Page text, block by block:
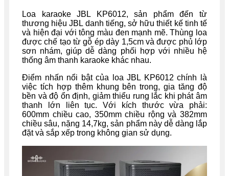
Loa karaoke JBL KP6012, sản phẩm đến từ
thương hiệu JBL danh tiếng, sở hữu thiết kế tinh tế
và hiện đại với tông màu đen mạnh mẽ. Thùng loa
được chế tạo từ gỗ ép dày 1,5cm và được phủ lớp
sơn nhám, giúp dễ dàng phối hợp với nhiều hệ
thống âm thanh karaoke khác nhau.
Điểm nhấn nổi bật của loa JBL KP6012 chính là
việc tích hợp thêm khung bên trong, gia tăng độ
bền và độ ổn định, giảm thiểu rung lắc khi phát âm
thanh lớn liên tục. Với kích thước vừa phải:
600mm chiều cao, 350mm chiều rộng và 382mm
chiều sâu, nặng 14,7kg, sản phẩm này dễ dàng lắp
đặt và sắp xếp trong không gian sử dụng.